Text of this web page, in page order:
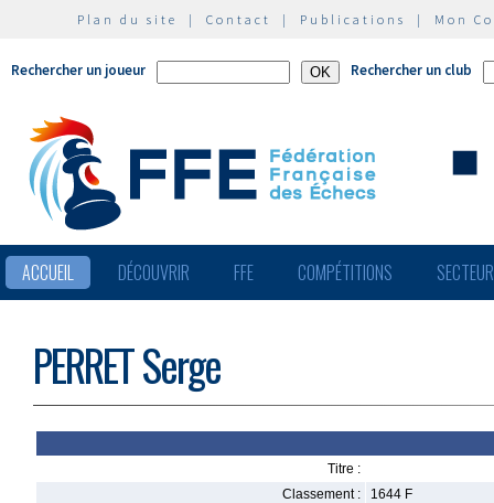
Plan du site | Contact | Publications | Mon
Rechercher un joueur Rechercher un club
ACCUEIL DÉCOUVRIR FFE COMPÉTITIONS
PERRET Serge
Titre :
Classement :
1644 F